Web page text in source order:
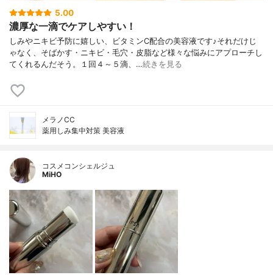
5.00
濃厚な一滴でケアしやすい！
しみやニキビ予防に嬉しい、ビタミンC配合の美容液です♪それだけじ
ゃなく、そばかす・ニキビ・毛穴・皮脂など様々な悩みにアプローチし
てくれるんだそう。１回４～５滴、…続きを見る
メラノCC
薬用しみ集中対策 美容液
コスメコンシェルジュ
MiHO